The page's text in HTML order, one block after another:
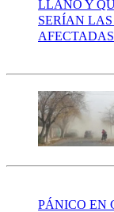
LLANO Y
SERÍAN
AFECTADAS
PÁNICO EN